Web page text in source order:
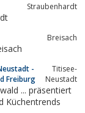
Straubenhardt
Breisach
-
Freiburg
Titisee-
Neustadt
... präsentiert
und Küchentrends